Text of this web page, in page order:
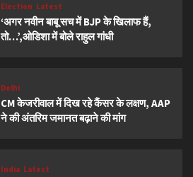
Election Latest
‘अगर नवीन बाबू सच में BJP के खिलाफ हैं,
तो…’,ओडिशा में बोले राहुल गांधी
Delhi
CM केजरीवाल में दिख रहे कैंसर के लक्षण, AAP
ने की अंतरिम जमानत बढ़ाने की मांग
India Latest